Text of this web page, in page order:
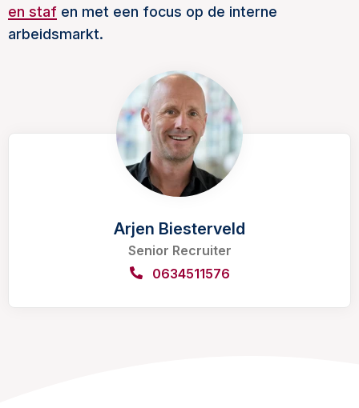
en staf en met een focus op de interne
arbeidsmarkt.
Arjen Biesterveld
Senior Recruiter
0634511576